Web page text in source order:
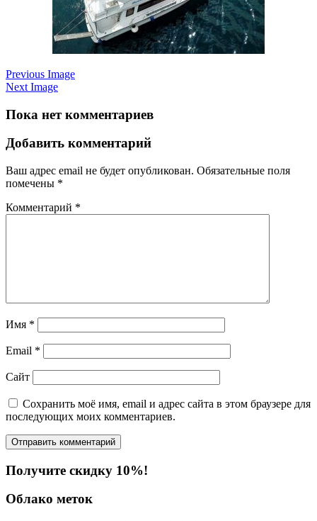
Previous Image
Next Image
Пока нет комментариев
Добавить комментарий
Ваш адрес email не будет опубликован. Обязательные поля
помечены *
Комментарий *
Имя *
Email *
Сайт
Сохранить моё имя, email и адрес сайта в этом браузере для
последующих моих комментариев.
Получите скидку 10%!
Облако меток